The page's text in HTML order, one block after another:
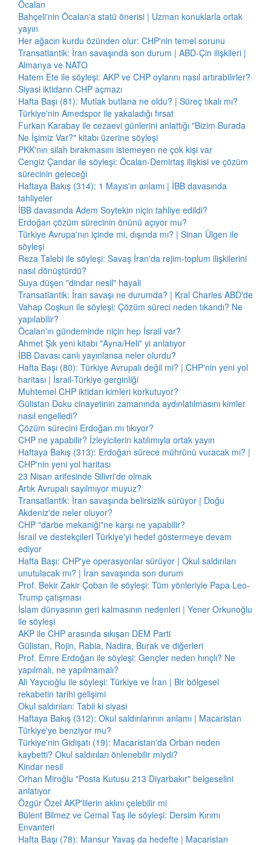
Öcalan
Bahçeli'nin Öcalan'a statü önerisi | Uzman konuklarla ortak
yayın
Her ağacın kurdu özünden olur: CHP'nin temel sorunu
Transatlantik: İran savaşında son durum | ABD-Çin ilişkileri |
Almanya ve NATO
Hatem Ete ile söyleşi: AKP ve CHP oylarını nasıl artırabilirler?
Siyasi iktidarın CHP açmazı
Hafta Başı (81): Mutlak butlana ne oldu? | Süreç tıkalı mı?
Türkiye'nin Amedspor ile yakaladığı fırsat
Furkan Karabay ile cezaevi günlerini anlattığı "Bizim Burada
Ne İşimiz Var?" kitabı üzerine söyleşi
PKK'nın silah bırakmasını istemeyen ne çok kişi var
Cengiz Çandar ile söyleşi: Öcalan-Demirtaş ilişkisi ve çözüm
sürecinin geleceği
Haftaya Bakış (314): 1 Mayıs'ın anlamı | İBB davasında
tahliyeler
İBB davasında Adem Soytekin niçin tahliye edildi?
Erdoğan çözüm sürecinin önünü açıyor mu?
Türkiye Avrupa'nın içinde mi, dışında mı? | Sinan Ülgen ile
söyleşi
Reza Talebi ile söyleşi: Savaş İran'da rejim-toplum ilişkilerini
nasıl dönüştürdü?
Suya düşen "dindar nesil" hayali
Transatlantik: İran savaşı ne durumda? | Kral Charles ABD'de
Vahap Coşkun ile söyleşi: Çözüm süreci neden tıkandı? Ne
yapılabilir?
Öcalan'ın gündeminde niçin hep İsrail var?
Ahmet Şık yeni kitabı "Ayna/Heli" yi anlatıyor
İBB Davası canlı yayınlansa neler olurdu?
Hafta Başı (80): Türkiye Avrupalı değil mi? | CHP'nin yeni yol
haritası | İsrail-Türkiye gerginliği
Muhtemel CHP iktidarı kimleri korkutuyor?
Gülistan Doku cinayetinin zamanında aydınlatılmasını kimler
nasıl engelledi?
Çözüm sürecini Erdoğan mı tıkıyor?
CHP ne yapabilir? İzleyicilerin katılımıyla ortak yayın
Haftaya Bakış (313): Erdoğan sürece mührünü vuracak mı? |
CHP'nin yeni yol haritası
23 Nisan arifesinde Silivri'de olmak
Artık Avrupalı sayılmıyor muyuz?
Transatlantik: İran savaşında belirsizlik sürüyor | Doğu
Akdeniz'de neler oluyor?
CHP "darbe mekaniği"ne karşı ne yapabilir?
İsrail ve destekçileri Türkiye'yi hedef göstermeye devam
ediyor
Hafta Başı: CHP'ye operasyonlar sürüyor | Okul saldırıları
unutulacak mı? | İran savaşında son durum
Prof. Bekir Zakir Çoban ile söyleşi: Tüm yönleriyle Papa Leo-
Trump çatışması
İslam dünyasının geri kalmasının nedenleri | Yener Orkunoğlu
ile söyleşi
AKP ile CHP arasında sıkışan DEM Parti
Gülistan, Rojin, Rabia, Nadira, Burak ve diğerleri
Prof. Emre Erdoğan ile söyleşi: Gençler neden hınçlı? Ne
yapılmalı, ne yapılmamalı?
Ali Yaycıoğlu ile söyleşi: Türkiye ve İran | Bir bölgesel
rekabetin tarihi gelişimi
Okul saldırıları: Tabii ki siyasi
Haftaya Bakış (312): Okul saldırılarının anlamı | Macaristan
Türkiye'ye benziyor mu?
Türkiye'nin Gidişatı (19): Macaristan'da Orban neden
kaybetti? Okul saldırıları önlenebilir miydi?
Kindar nesil
Orhan Miroğlu "Posta Kutusu 213 Diyarbakır" belgeselini
anlatıyor
Özgür Özel AKP'lilerin aklını çelebilir mi
Bülent Bilmez ve Cemal Taş ile söyleşi: Dersim Kırımı
Envanteri
Hafta Başı (78): Mansur Yavaş da hedefte | Macaristan